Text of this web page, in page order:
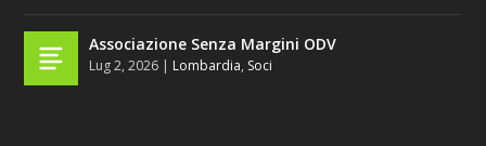
Associazione Senza Margini ODV
Lug 2, 2026 | Lombardia, Soci